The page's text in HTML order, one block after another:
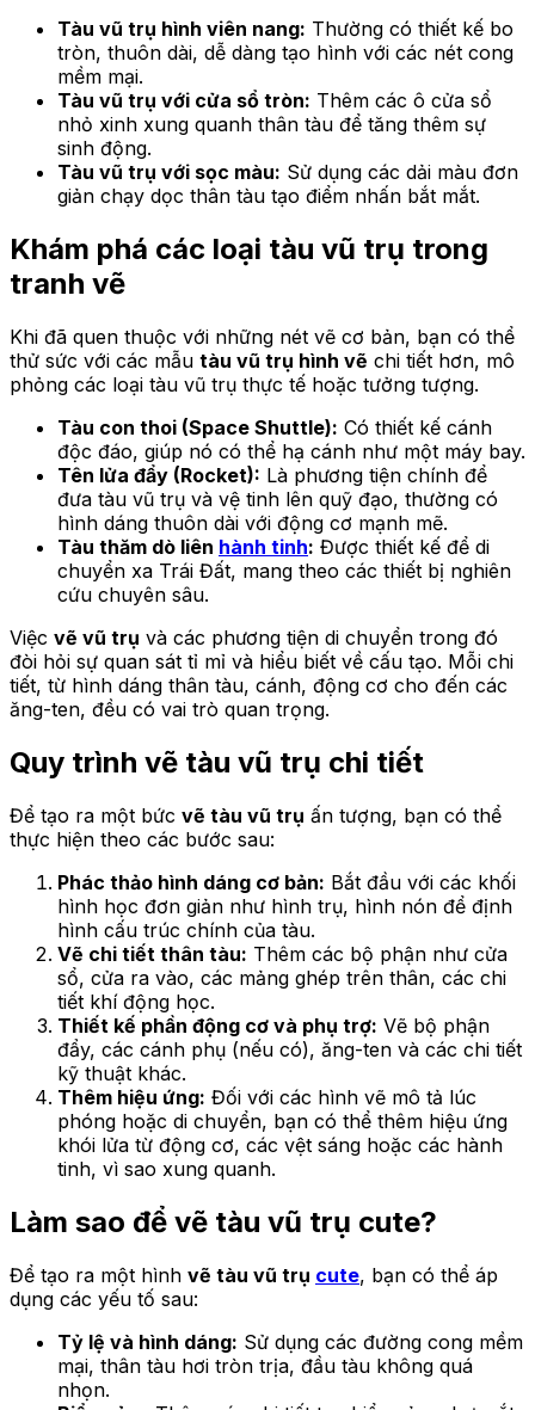
Tàu vũ trụ hình viên nang: Thường có thiết kế bo
tròn, thuôn dài, dễ dàng tạo hình với các nét cong
mềm mại.
Tàu vũ trụ với cửa sổ tròn: Thêm các ô cửa sổ
nhỏ xinh xung quanh thân tàu để tăng thêm sự
sinh động.
Tàu vũ trụ với sọc màu: Sử dụng các dải màu đơn
giản chạy dọc thân tàu tạo điểm nhấn bắt mắt.
Khám phá các loại tàu vũ trụ trong
tranh vẽ
Khi đã quen thuộc với những nét vẽ cơ bản, bạn có thể
thử sức với các mẫu tàu vũ trụ hình vẽ chi tiết hơn, mô
phỏng các loại tàu vũ trụ thực tế hoặc tưởng tượng.
Tàu con thoi (Space Shuttle): Có thiết kế cánh
độc đáo, giúp nó có thể hạ cánh như một máy bay.
Tên lửa đẩy (Rocket): Là phương tiện chính để
đưa tàu vũ trụ và vệ tinh lên quỹ đạo, thường có
hình dáng thuôn dài với động cơ mạnh mẽ.
Tàu thăm dò liên hành tinh: Được thiết kế để di
chuyển xa Trái Đất, mang theo các thiết bị nghiên
cứu chuyên sâu.
Việc vẽ vũ trụ và các phương tiện di chuyển trong đó
đòi hỏi sự quan sát tỉ mỉ và hiểu biết về cấu tạo. Mỗi chi
tiết, từ hình dáng thân tàu, cánh, động cơ cho đến các
ăng-ten, đều có vai trò quan trọng.
Quy trình vẽ tàu vũ trụ chi tiết
Để tạo ra một bức vẽ tàu vũ trụ ấn tượng, bạn có thể
thực hiện theo các bước sau:
Phác thảo hình dáng cơ bản: Bắt đầu với các khối
hình học đơn giản như hình trụ, hình nón để định
hình cấu trúc chính của tàu.
Vẽ chi tiết thân tàu: Thêm các bộ phận như cửa
sổ, cửa ra vào, các mảng ghép trên thân, các chi
tiết khí động học.
Thiết kế phần động cơ và phụ trợ: Vẽ bộ phận
đẩy, các cánh phụ (nếu có), ăng-ten và các chi tiết
kỹ thuật khác.
Thêm hiệu ứng: Đối với các hình vẽ mô tả lúc
phóng hoặc di chuyển, bạn có thể thêm hiệu ứng
khói lửa từ động cơ, các vệt sáng hoặc các hành
tinh, vì sao xung quanh.
Làm sao để vẽ tàu vũ trụ cute?
Để tạo ra một hình vẽ tàu vũ trụ cute, bạn có thể áp
dụng các yếu tố sau:
Tỷ lệ và hình dáng: Sử dụng các đường cong mềm
mại, thân tàu hơi tròn trịa, đầu tàu không quá
nhọn.